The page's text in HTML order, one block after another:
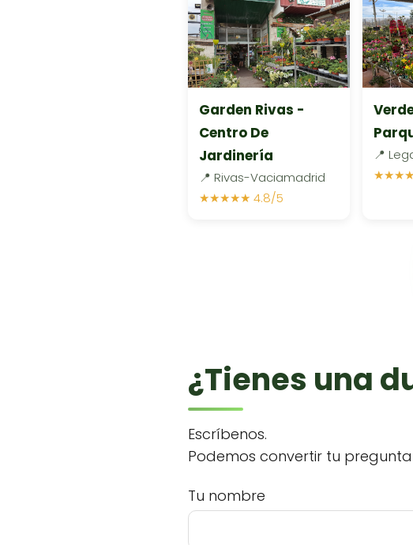
Garden Rivas -
Centro De
Jardinería
📍 Rivas-Vaciamadrid
★★★★★ 4.8/5
📍
¿Tienes una
Escríbenos.
Podemos convertir tu
Tu nombre